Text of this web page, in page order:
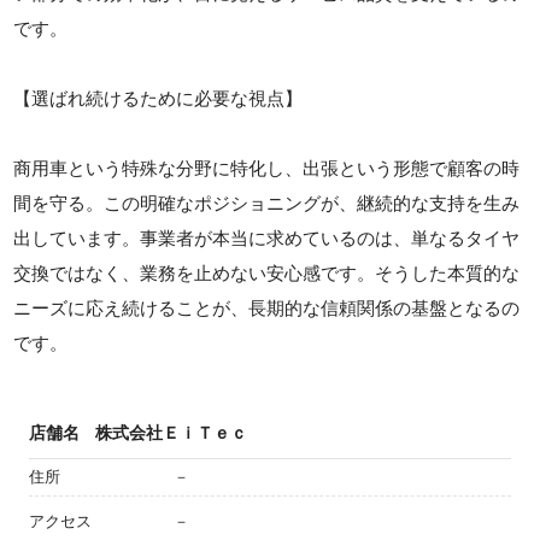
です。
【選ばれ続けるために必要な視点】
商用車という特殊な分野に特化し、出張という形態で顧客の時
間を守る。この明確なポジショニングが、継続的な支持を生み
出しています。事業者が本当に求めているのは、単なるタイヤ
交換ではなく、業務を止めない安心感です。そうした本質的な
ニーズに応え続けることが、長期的な信頼関係の基盤となるの
です。
店舗名 株式会社ＥｉＴｅｃ
住所 －
アクセス －